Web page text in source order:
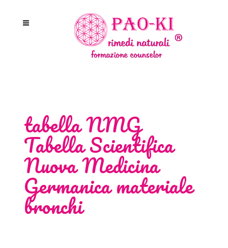
tabella NMG
Tabella Scientifica
Nuova Medicina
Germanica materiale
bronchi